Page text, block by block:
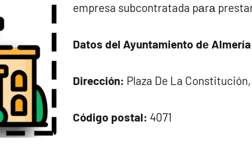
empresa subcontratada pаrа
Datos del Ayuntamiento dе Almería
Dirección: Plaza De La
Código postal: 4071